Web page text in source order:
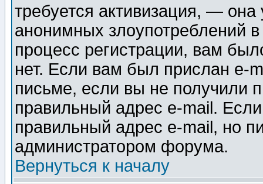
требуется активизация, —
анонимных злоупотреблений
процесс регистрации, вам
нет. Если вам был прислан e-
письме, если вы не получили
правильный адрес e-mail.
правильный адрес e-mail, но
администратором форума.
Вернуться к началу